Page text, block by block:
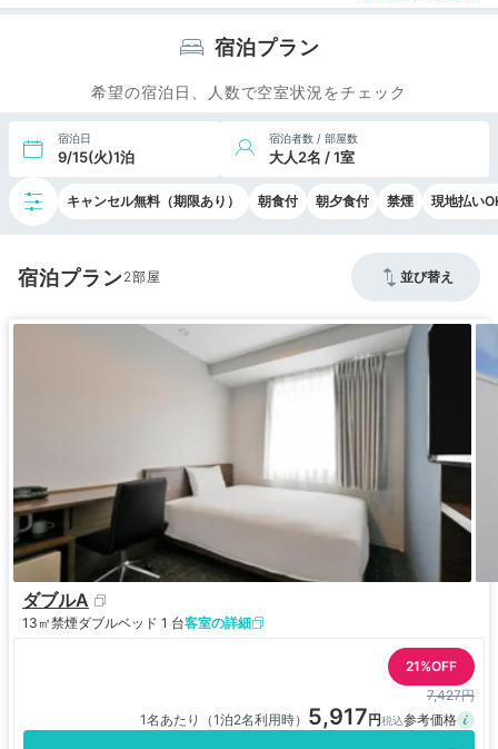
宿泊プラン
希望の宿泊日、人数で空室状況をチェック
宿泊日
9/15(火)1泊
宿泊者数 / 部屋数
大人2名 / 1室
キャンセル無料（期限あり） 朝食付 朝夕食付 禁煙 現地払い
宿泊プラン2 並び替え
ダブルA
13㎡禁煙ダブルベッド 1 台客室の詳細
21%OFF
7,427円
1名あたり（1泊2名利用時） 5,917